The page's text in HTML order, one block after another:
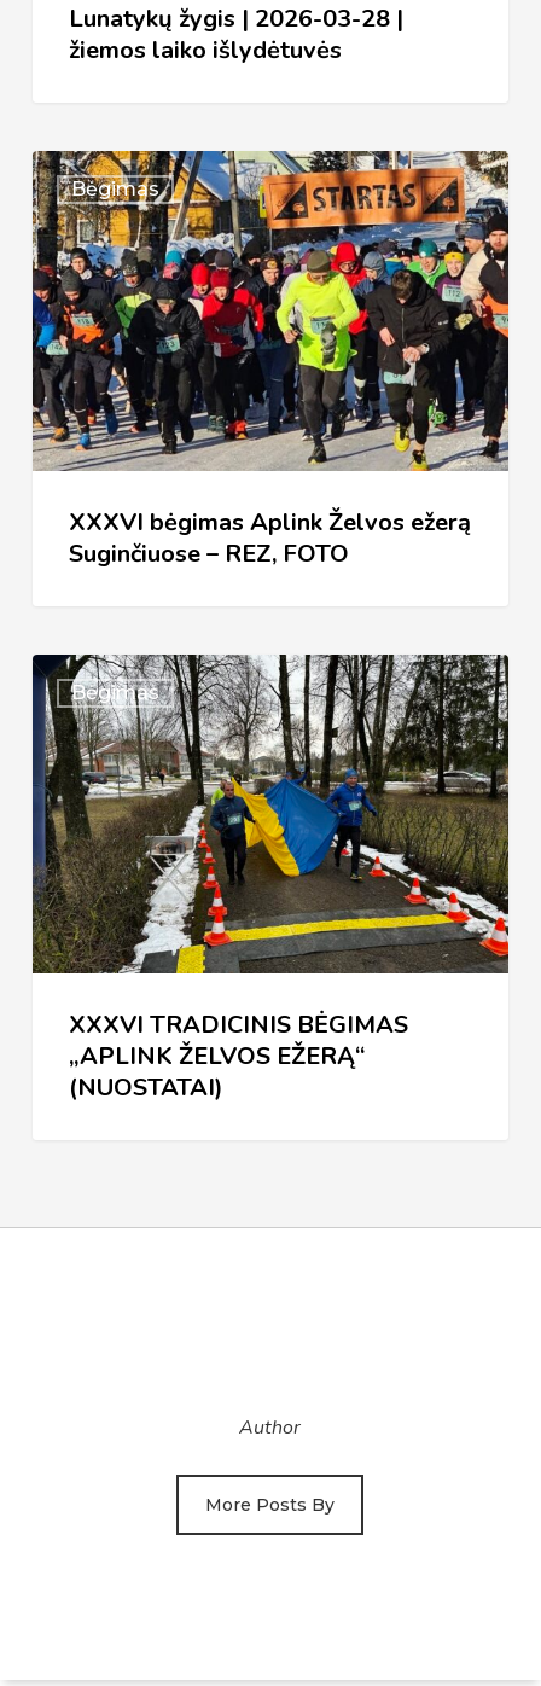
išlydėtuvės
Lunatykų žygis | 2026-03-28 |
žiemos laiko išlydėtuvės
Bėgimas
XXXVI
bėgimas
Aplink
Želvos
ežerą
Suginčiuose
–
REZ,
FOTO
XXXVI bėgimas Aplink Želvos ežerą
Suginčiuose – REZ, FOTO
Bėgimas
XXXVI
TRADICINIS
BĖGIMAS
„APLINK
ŽELVOS
EŽERĄ“
(NUOSTATAI)
XXXVI TRADICINIS BĖGIMAS
„APLINK ŽELVOS EŽERĄ“
(NUOSTATAI)
Author
More Posts By